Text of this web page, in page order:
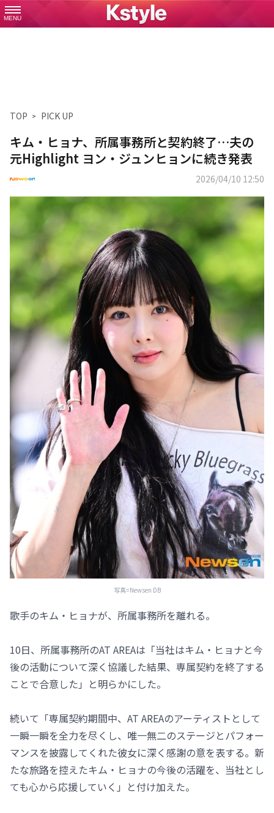
MENU
TOP PICK UP
キム・ヒョナ、所属事務所と契約終了…夫の
元Highlight ヨン・ジュンヒョンに続き発表
2026/04/10 12:50
写真=Newsen DB
歌手のキム・ヒョナが、所属事務所を離れる。
10日、所属事務所のAT AREAは「当社はキム・ヒョナと今
後の活動について深く協議した結果、専属契約を終了する
ことで合意した」と明らかにした。
続いて「専属契約期間中、AT AREAのアーティストとして
一瞬一瞬を全力を尽くし、唯一無二のステージとパフォー
マンスを披露してくれた彼女に深く感謝の意を表する。新
たな旅路を控えたキム・ヒョナの今後の活躍を、当社とし
ても心から応援していく」と付け加えた。